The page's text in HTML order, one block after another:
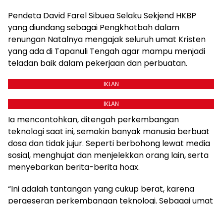
Pendeta David Farel Sibuea Selaku Sekjend HKBP
yang diundang sebagai Pengkhotbah dalam
renungan Natalnya mengajak seluruh umat Kristen
yang ada di Tapanuli Tengah agar mampu menjadi
teladan baik dalam pekerjaan dan perbuatan.
IKLAN
IKLAN
Ia mencontohkan, ditengah perkembangan
teknologi saat ini, semakin banyak manusia berbuat
dosa dan tidak jujur. Seperti berbohong lewat media
sosial, menghujat dan menjelekkan orang lain, serta
menyebarkan berita-berita hoax.
“Ini adalah tantangan yang cukup berat, karena
pergeseran perkembangan teknologi. Sebagai umat